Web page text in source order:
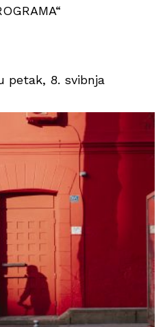
petak, 8. svibnja